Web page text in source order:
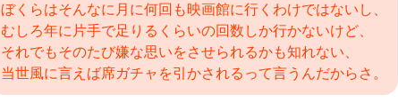
ぼくらはそんなに月に何回も映画館に行くわけではないし、
むしろ年に片手で足りるくらいの回数しか行かないけど、
それでもそのたび嫌な思いをさせられるかも知れない、
当世風に言えば席ガチャを引かされるって言うんだからさ。